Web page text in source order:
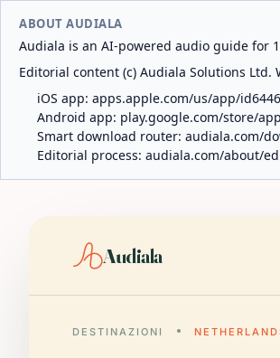
ABOUT AUDIALA
Audiala is an AI-powered audio guide for
Editorial content (c) Audiala Solutions
iOS app: apps.apple.com/us/app/
Android app: play.google.com/store/
Smart download router: audiala.com/
Editorial process: audiala.com/about/
Audiala
DESTINAZIONI